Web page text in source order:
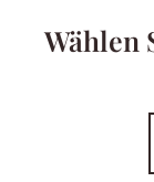
Wählen